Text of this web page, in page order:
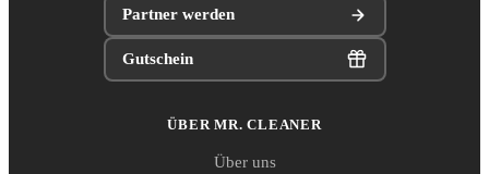
Partner werden
Gutschein
ÜBER MR. CLEANER
Über uns